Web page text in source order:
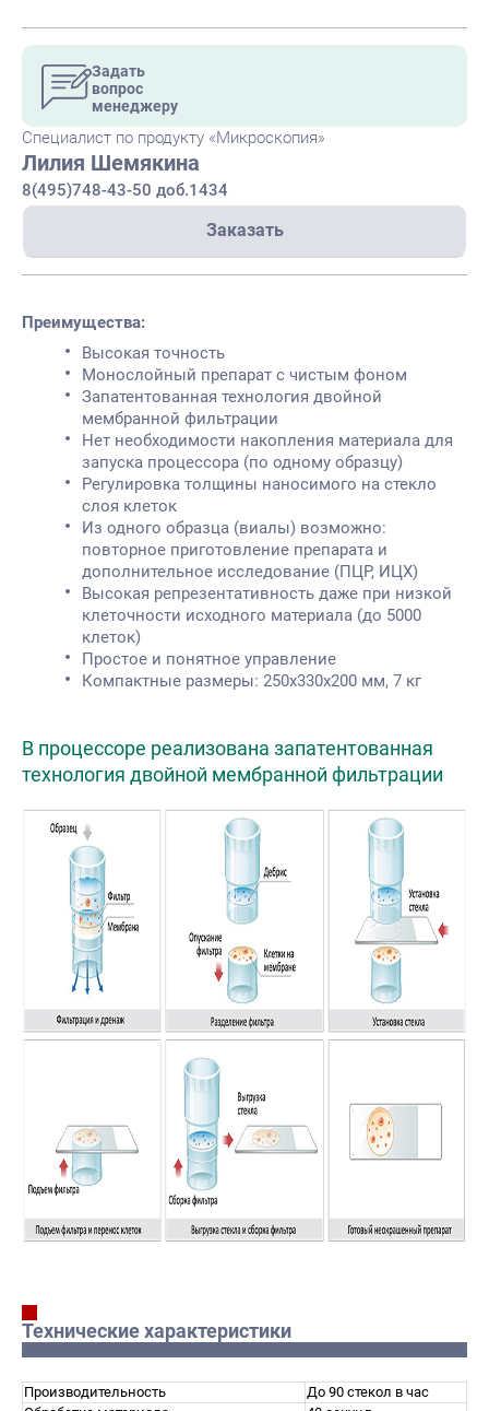
Задать
вопрос
менеджеру
Специалист по продукту «Микроскопия»
Лилия Шемякина
8(495)748-43-50 доб.1434
Заказать
Преимущества:
Высокая точность
Монослойный препарат с чистым фоном
Запатентованная технология двойной
мембранной фильтрации
Нет необходимости накопления материала для
запуска процессора (по одному образцу)
Регулировка толщины наносимого на стекло
слоя клеток
Из одного образца (виалы) возможно:
повторное приготовление препарата и
дополнительное исследование (ПЦР, ИЦХ)
Высокая репрезентативность даже при низкой
клеточности исходного материала (до 5000
клеток)
Простое и понятное управление
Компактные размеры: 250х330х200 мм, 7 кг
В процессоре реализована запатентованная
технология двойной мембранной фильтрации
Технические характеристики
Производительность
До 90 стекол в час